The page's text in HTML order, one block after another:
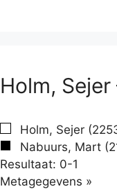
Holm,
Holm, Sejer
Nabuurs, Mart
Resultaat: 0-1
Metagegevens »